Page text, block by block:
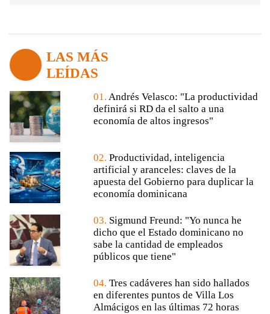
LAS MÁS
LEÍDAS
01. Andrés Velasco: "La productividad
definirá si RD da el salto a una
economía de altos ingresos"
02. Productividad, inteligencia
artificial y aranceles: claves de la
apuesta del Gobierno para duplicar la
economía dominicana
03. Sigmund Freund: "Yo nunca he
dicho que el Estado dominicano no
sabe la cantidad de empleados
públicos que tiene"
04. Tres cadáveres han sido hallados
en diferentes puntos de Villa Los
Almácigos en las últimas 72 horas